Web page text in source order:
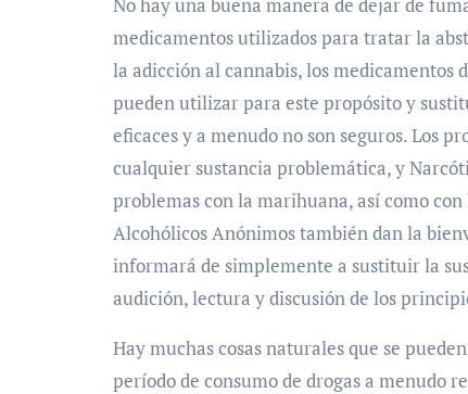
medicamentos utilizados para tratar la
la adicción al cannabis, los medicamentos
pueden utilizar para este propósito y
eficaces y a menudo no son seguros. Los
cualquier sustancia problemática, y
problemas con la marihuana, así como
Alcohólicos Anónimos también dan la
informará de simplemente a sustituir la
audición, lectura y discusión de los
Hay muchas cosas naturales que se
período de consumo de drogas a menudo